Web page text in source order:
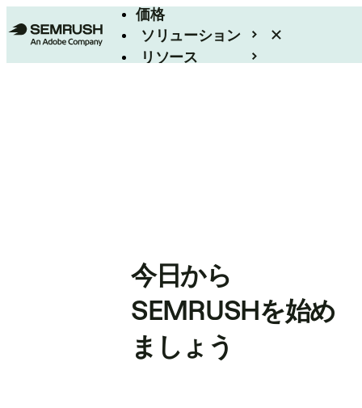
価格
ソリューション
リソース
今日から
SEMRUSHを始め
ましょう